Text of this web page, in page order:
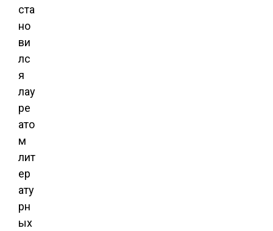
ста
но
ви
лс
я
лау
ре
ато
м
лит
ер
ату
рн
ых